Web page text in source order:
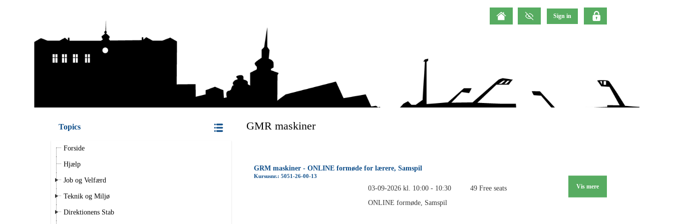
Topics
Forside
Hjælp
Job og Velfærd
Teknik og Miljø
Direktionens Stab
GMR maskiner
GRM maskiner - ONLINE formøde for lærere, Samspil
Kursusnr.: 5051-26-00-13
03-09-2026 kl. 10:00 - 10:30
49 Free seats
ONLINE formøde, Samspil
Vis mere